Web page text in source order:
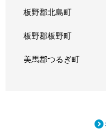
板野郡北島町
板野郡板野町
美馬郡つるぎ町